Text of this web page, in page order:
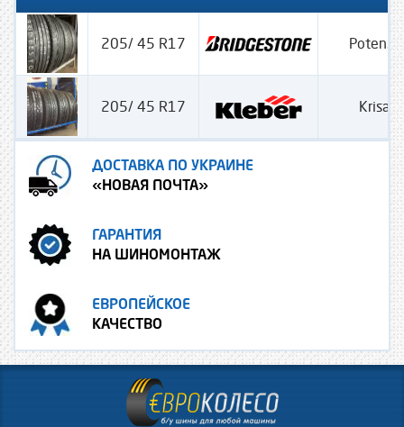
205/ 45 R17
205/ 45 R17
ДОСТАВКА ПО УКРАИНЕ
«НОВАЯ ПОЧТА»
ГАРАНТИЯ
НА ШИНОМОНТАЖ
ЕВРОПЕЙСКОЕ
КАЧЕСТВО